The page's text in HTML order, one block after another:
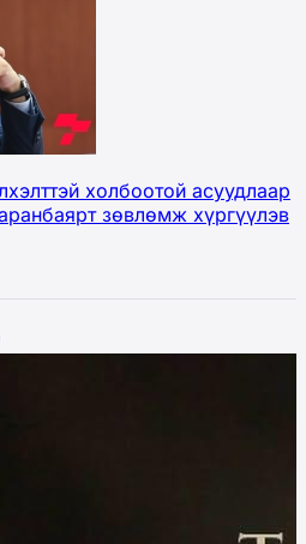
холбоотой асуудлаар
зөвлөмж хүргүүлэв